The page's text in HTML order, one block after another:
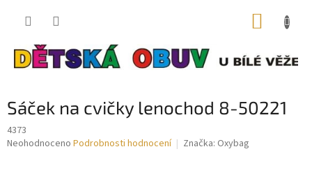
Sáček na cvičky lenochod 8-50221
4373
Průměrné
Neohodnoceno Podrobnosti hodnocení Značka: Oxybag